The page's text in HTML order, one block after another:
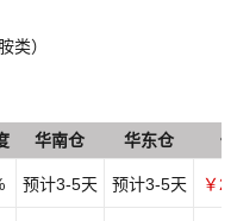
类）
华南仓 华东仓
预计3-5天 预计3-5天 ￥